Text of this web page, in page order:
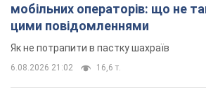
мобільних операторів: що не
цими повідомленнями
Як не потрапити в пастку шахраїв
6.08.2026 21:02 16,6 т.